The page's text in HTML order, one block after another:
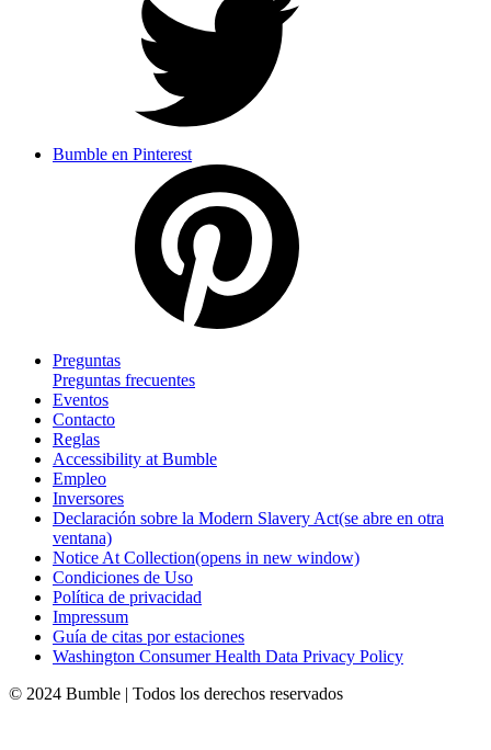
Bumble en Pinterest
Preguntas
Preguntas frecuentes
Eventos
Contacto
Reglas
Accessibility at Bumble
Empleo
Inversores
Declaración sobre la Modern Slavery Act(se abre en otra
ventana)
Notice At Collection(opens in new window)
Condiciones de Uso
Política de privacidad
Impressum
Guía de citas por estaciones
Washington Consumer Health Data Privacy Policy
© 2024 Bumble | Todos los derechos reservados